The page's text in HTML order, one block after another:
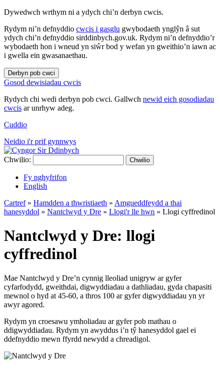
Dywedwch wrthym ni a ydych chi’n derbyn cwcis.
Rydym ni’n defnyddio cwcis i gasglu gwybodaeth ynglŷn â sut
ydych chi’n defnyddio sirddinbych.gov.uk. Rydym ni’n defnyddio’r
wybodaeth hon i wneud yn siŵr bod y wefan yn gweithio’n iawn ac
i gwella ein gwasanaethau.
Derbyn pob cwci
Gosod dewisiadau cwcis
Rydych chi wedi derbyn pob cwci. Gallwch newid eich gosodiadau
cwcis ar unrhyw adeg.
Cuddio
Neidio i'r prif gynnwys
Chwilio: Chwilio
Fy nghyfrifon
English
Cartref» Hamdden a thwristiaeth » Amgueddfeydd a thai
hanesyddol » Nantclwyd y Dre » Llogi'r lle hwn » Llogi cyffredinol
Nantclwyd y Dre: llogi
cyffredinol
Mae Nantclwyd y Dre’n cynnig lleoliad unigryw ar gyfer
cyfarfodydd, gweithdai, digwyddiadau a dathliadau, gyda chapasiti
mewnol o hyd at 45-60, a thros 100 ar gyfer digwyddiadau yn yr
awyr agored.
Rydym yn croesawu ymholiadau ar gyfer pob mathau o
ddigwyddiadau. Rydym yn awyddus i’n tŷ hanesyddol gael ei
ddefnyddio mewn ffyrdd newydd a chreadigol.